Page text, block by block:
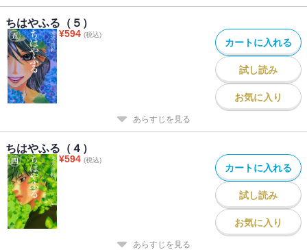
ちはやふる（５）
¥594 (税込)
カートに入れる
試し読み
お気に入り
あらすじを見る
ちはやふる（４）
¥594 (税込)
カートに入れる
試し読み
お気に入り
あらすじを見る